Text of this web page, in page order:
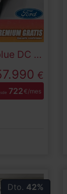
Pickup 2.0 Ecoblue DC Raptor e-AWD AT 154 kW (210 CV)
€
722€/mes
Dto. 42%